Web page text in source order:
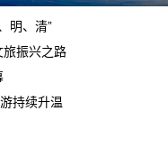
明、清”
旅振兴之路
持续升温